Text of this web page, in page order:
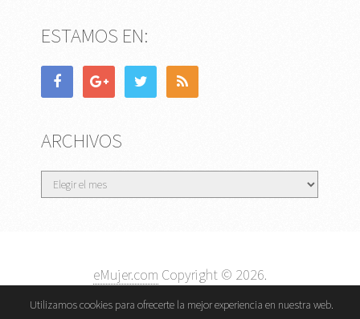
ESTAMOS EN:
ARCHIVOS
Archivos
eMujer.com Copyright © 2026.
Contactar
|| Datos Legales y Privacidad
Política de
Utilizamos cookies para ofrecerte la mejor experiencia en nuestra web.